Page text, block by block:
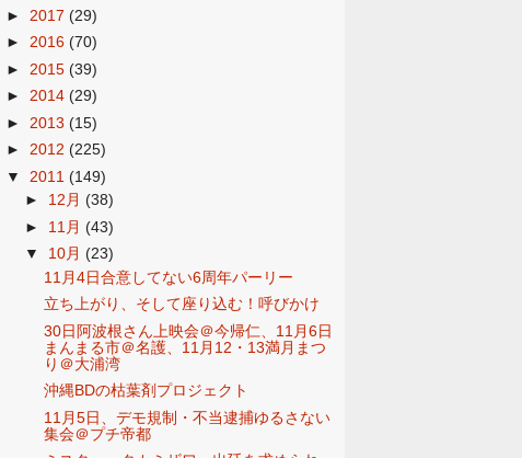
► 2017 (29)
► 2016 (70)
► 2015 (39)
► 2014 (29)
► 2013 (15)
► 2012 (225)
▼
2011 (149)
► 12月 (38)
► 11月 (43)
▼
10月 (23)
11月4日合意してない6周年パーリー
立ち上がり、そして座り込む！呼びかけ
30日阿波根さん上映会＠今帰仁、11月6日
まんまる市＠名護、11月12・13満月まつ
り＠大浦湾
沖縄BDの枯葉剤プロジェクト
11月5日、デモ規制・不当逮捕ゆるさない
集会＠プチ帝都